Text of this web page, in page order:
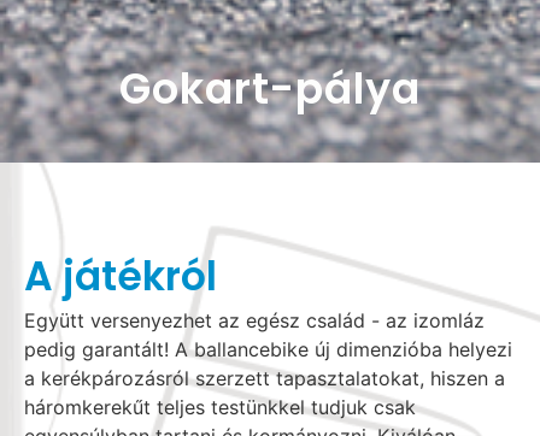
Gokart-pálya
A játékról
Együtt versenyezhet az egész család - az izomláz
pedig garantált! A ballancebike új dimenzióba helyezi
a kerékpározásról szerzett tapasztalatokat, hiszen a
háromkerekűt teljes testünkkel tudjuk csak